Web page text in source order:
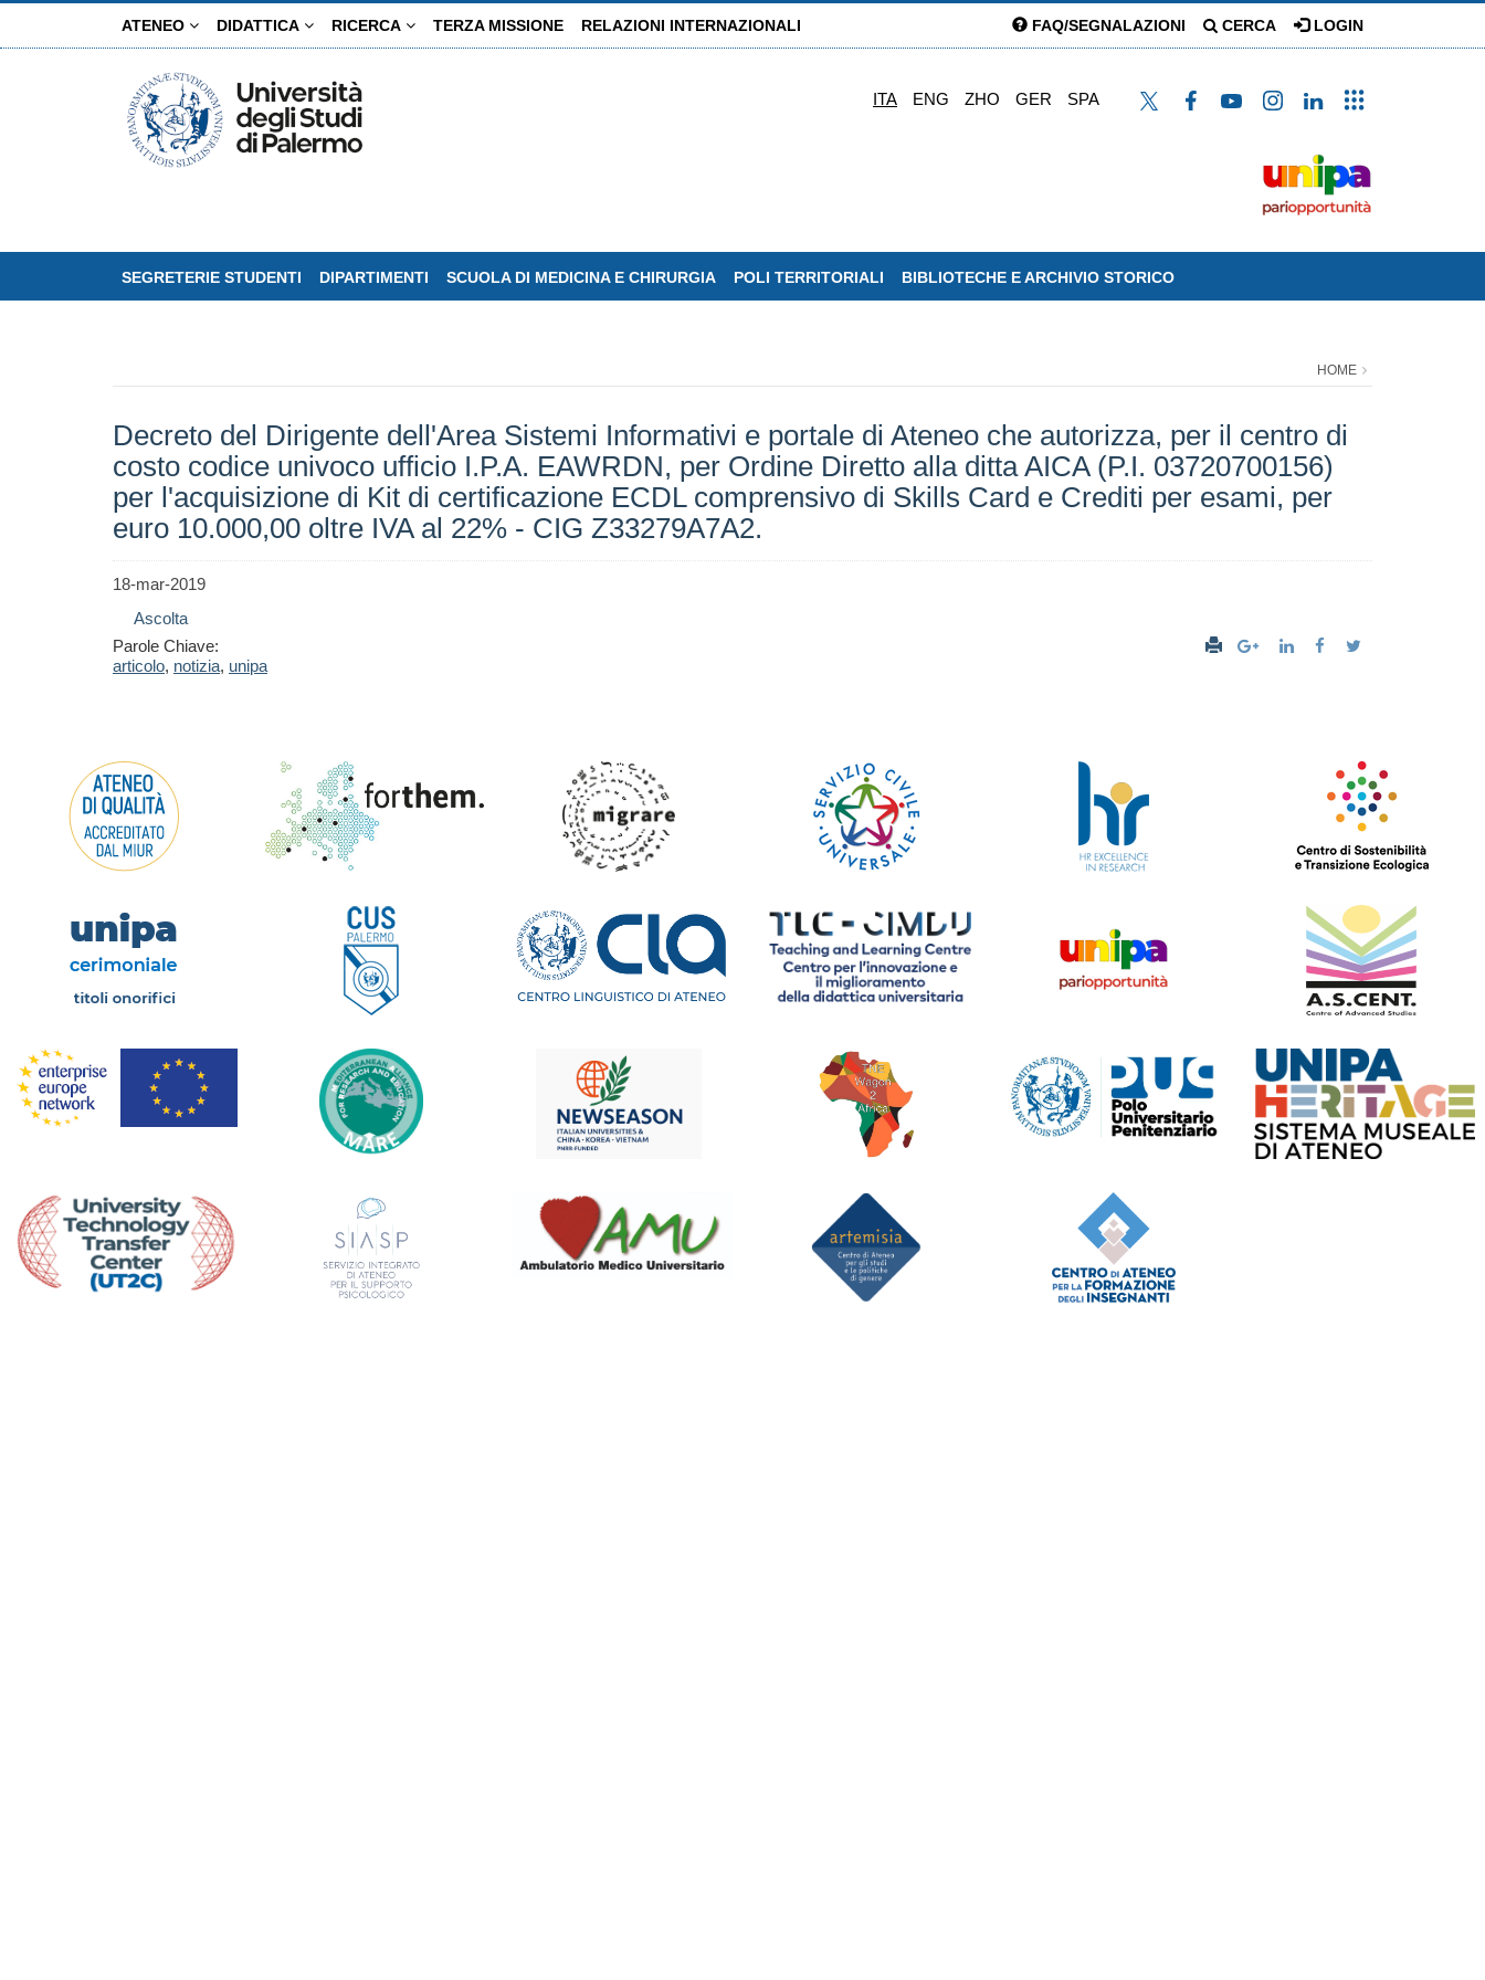
ATENEO DIDATTICA RICERCA TERZA MISSIONE RELAZIONI INTERNAZIONALI FAQ/SEGNALAZIONI CERCA LOGIN
ITA ENG ZHO GER SPA
SEGRETERIE STUDENTI DIPARTIMENTI SCUOLA DI MEDICINA E CHIRURGIA POLI TERRITORIALI BIBLIOTECHE E ARCHIVIO STORICO
HOME
Decreto del Dirigente dell'Area Sistemi Informativi e portale di Ateneo che autorizza, per il centro di
costo codice univoco ufficio I.P.A. EAWRDN, per Ordine Diretto alla ditta AICA (P.I. 03720700156)
per l'acquisizione di Kit di certificazione ECDL comprensivo di Skills Card e Crediti per esami, per
euro 10.000,00 oltre IVA al 22% - CIG Z33279A7A2.
18-mar-2019
Ascolta
Parole Chiave:
articolo, notizia, unipa